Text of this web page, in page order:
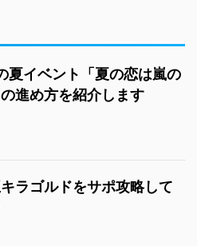
夏イベント「夏の恋は嵐の
進め方を紹介します
ラゴルドをサポ攻略して